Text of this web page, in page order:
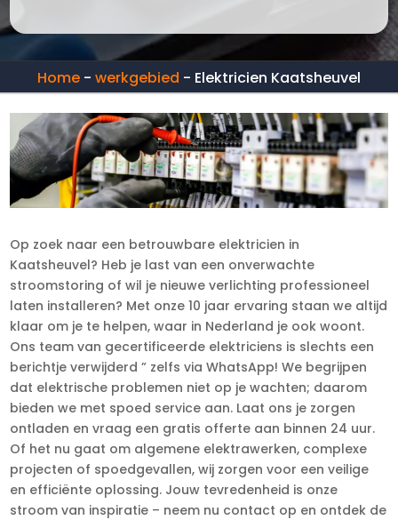
Home - werkgebied - Elektricien Kaatsheuvel
Op zoek naar een betrouwbare elektricien in
Kaatsheuvel? Heb je last van een onverwachte
stroomstoring of wil je nieuwe verlichting professioneel
laten installeren? Met onze 10 jaar ervaring staan we altijd
klaar om je te helpen, waar in Nederland je ook woont.
Ons team van gecertificeerde elektriciens is slechts een
berichtje verwijderd ” zelfs via WhatsApp! We begrijpen
dat elektrische problemen niet op je wachten; daarom
bieden we met spoed service aan. Laat ons je zorgen
ontladen en vraag een gratis offerte aan binnen 24 uur.
Of het nu gaat om algemene elektrawerken, complexe
projecten of spoedgevallen, wij zorgen voor een veilige
en efficiënte oplossing. Jouw tevredenheid is onze
stroom van inspiratie – neem nu contact op en ontdek de